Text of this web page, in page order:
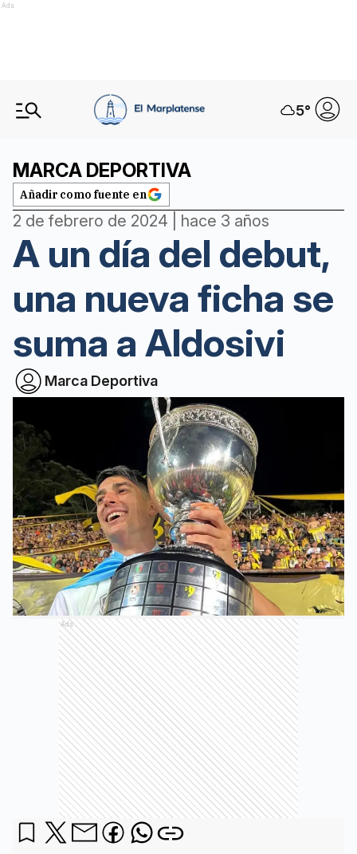
Ads
5°
MARCA DEPORTIVA
Añadir como fuente en
2 de febrero de 2024 | hace 3 años
A un día del debut,
una nueva ficha se
suma a Aldosivi
Marca Deportiva
Ads